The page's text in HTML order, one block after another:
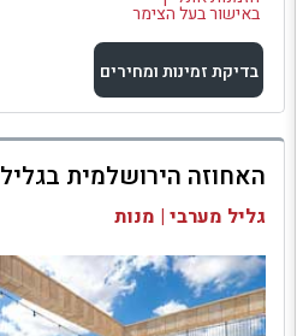
באישור בעל הצימר
בדיקת זמינות ומחירים
למתחם זה
בדיקת זמינות ומחירים
האחוזה הירושלמית בגליל
גליל מערבי | מנות